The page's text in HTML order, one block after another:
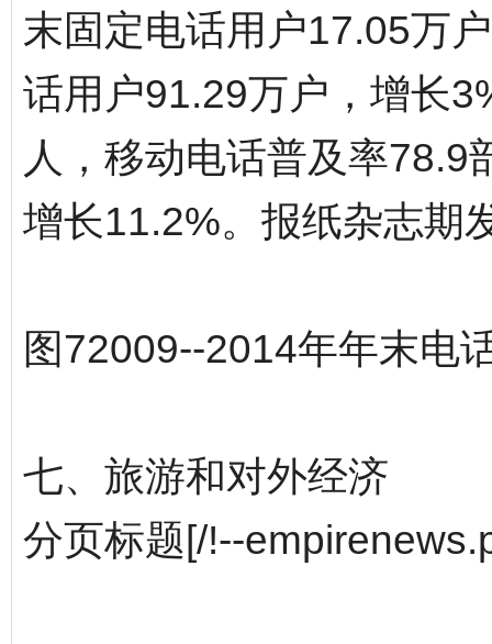
末固定电话用户17.05万
话用户91.29万户，增长
人，移动电话普及率
增长11.2%。报纸杂志期
图72009--2014年年末电
七、旅游和对外经济
分页标题[/!--